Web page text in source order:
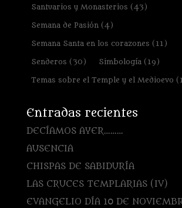
Santuarios y Monasterios (43)
Semana de Pasión(4)
Semana Santa en los corazones (11)
Senderos (30) Simbología(19)
Temas sobre el Temple y el Medioevo
Entradas recientes
DECÍAMOS AYER………
AUSENCIA
CHISPAS DE SABIDURÍA
LAS CRUCES TEMPLARIAS (IV)
EVANGELIO DÍA 10 DE